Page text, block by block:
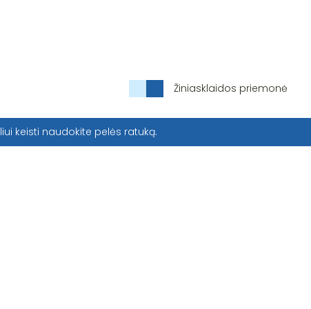
Žiniasklaidos priemonė
keisti naudokite pelės ratuką.